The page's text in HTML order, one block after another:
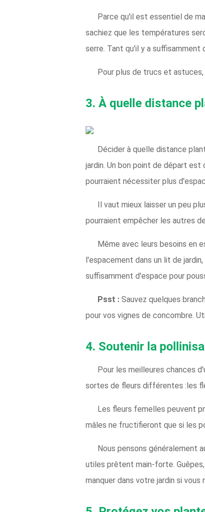
Parce qu'il est essentiel de
sachiez que les températures
serre. Tant qu'il y a suffisamment
Pour plus de trucs et
3. À quelle distance
Décider à quelle distance
jardin. Un bon point de départ
pourraient nécessiter plus
Il vaut mieux laisser un peu
pourraient empêcher les autres
Même avec leurs besoins en
l'espacement dans un lit de
suffisamment d'espace pour
Psst : Sauvez quelques
pour vos vignes de concombre.
4. Soutenir la
Pour les meilleures chances
sortes de fleurs différentes :les
Les fleurs femelles peuvent
mâles ne fructifieront que si les
Nous pensons généralement
utiles prêtent main-forte.
manquer dans votre jardin si vous